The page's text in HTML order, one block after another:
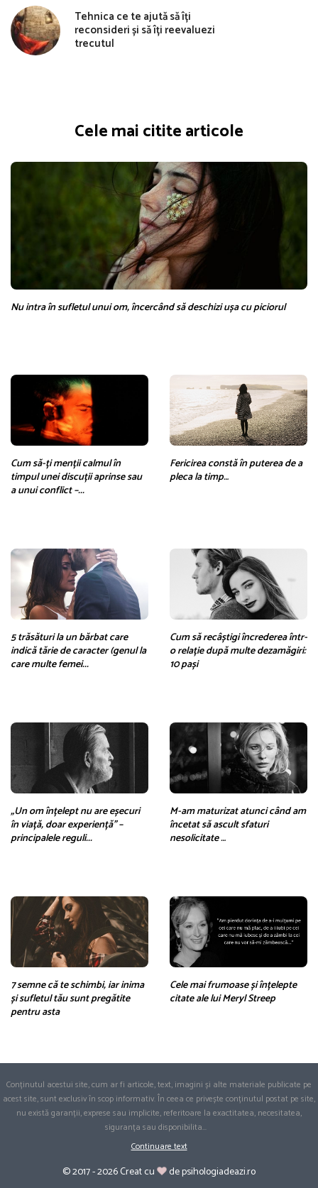
Tehnica ce te ajută să îți
reconsideri și să îți reevaluezi
trecutul
Cele mai citite articole
Nu intra în sufletul unui om, încercând să deschizi ușa cu piciorul
Cum să-ți menții calmul în
timpul unei discuții aprinse sau
a unui conflict –...
Fericirea constă în puterea de a
pleca la timp…
5 trăsături la un bărbat care
indică tărie de caracter (genul la
care multe femei...
Cum să recâștigi încrederea într-
o relație după multe dezamăgiri:
10 pași
„Un om înțelept nu are eșecuri
în viață, doar experiență” –
principalele reguli...
M-am maturizat atunci când am
încetat să ascult sfaturi
nesolicitate …
7 semne că te schimbi, iar inima
și sufletul tău sunt pregătite
pentru asta
Cele mai frumoase și înțelepte
citate ale lui Meryl Streep
Conținutul acestui site, cum ar fi articole, text, imagini și alte materiale publicate pe
acest site, sunt exclusiv în scop informativ. În ceea ce privește conținutul postat pe site,
nu există garanții, exprese sau implicite, referitoare la exactitatea, necesitatea,
siguranța sau disponibilita...
Continuare text
© 2017 - 2026 Creat cu de psihologiadeazi.ro